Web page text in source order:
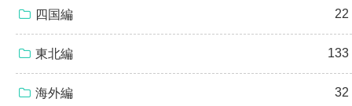
四国編 22
東北編 133
海外編 32